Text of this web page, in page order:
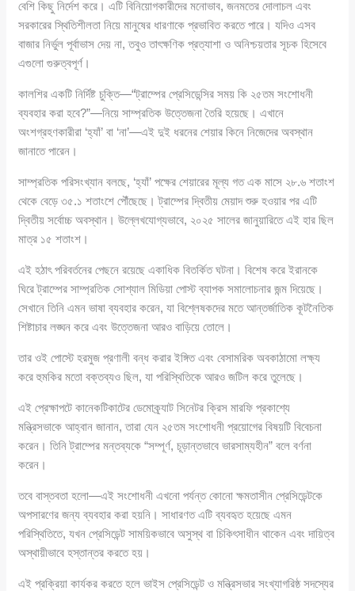
বেশি কিছু নির্দেশ করে। এটি বিনিয়োগকারীদের মনোভাব, জনমতের দোলাচল এবং
সরকারের স্থিতিশীলতা নিয়ে মানুষের ধারণাকে প্রভাবিত করতে পারে। যদিও এসব
বাজার নির্ভুল পূর্বাভাস দেয় না, তবুও তাৎক্ষণিক প্রত্যাশা ও অনিশ্চয়তার সূচক হিসেবে
এগুলো গুরুত্বপূর্ণ।
কালশির একটি নির্দিষ্ট চুক্তি—“ট্রাম্পের প্রেসিডেন্সির সময় কি ২৫তম সংশোধনী
ব্যবহার করা হবে?”—নিয়ে সাম্প্রতিক উত্তেজনা তৈরি হয়েছে। এখানে
অংশগ্রহণকারীরা ‘হ্যাঁ’ বা ‘না’—এই দুই ধরনের শেয়ার কিনে নিজেদের অবস্থান
জানাতে পারেন।
সাম্প্রতিক পরিসংখ্যান বলছে, ‘হ্যাঁ’ পক্ষের শেয়ারের মূল্য গত এক মাসে ২৮.৬ শতাংশ
থেকে বেড়ে ৩৫.১ শতাংশে পৌঁছেছে। ট্রাম্পের দ্বিতীয় মেয়াদ শুরু হওয়ার পর এটি
দ্বিতীয় সর্বোচ্চ অবস্থান। উল্লেখযোগ্যভাবে, ২০২৫ সালের জানুয়ারিতে এই হার ছিল
মাত্র ১৫ শতাংশ।
এই হঠাৎ পরিবর্তনের পেছনে রয়েছে একাধিক বিতর্কিত ঘটনা। বিশেষ করে ইরানকে
ঘিরে ট্রাম্পের সাম্প্রতিক সোশ্যাল মিডিয়া পোস্ট ব্যাপক সমালোচনার জন্ম দিয়েছে।
সেখানে তিনি এমন ভাষা ব্যবহার করেন, যা বিশ্লেষকদের মতে আন্তর্জাতিক কূটনৈতিক
শিষ্টাচার লঙ্ঘন করে এবং উত্তেজনা আরও বাড়িয়ে তোলে।
তার ওই পোস্টে হরমুজ প্রণালী বন্ধ করার ইঙ্গিত এবং বেসামরিক অবকাঠামো লক্ষ্য
করে হুমকির মতো বক্তব্যও ছিল, যা পরিস্থিতিকে আরও জটিল করে তুলেছে।
এই প্রেক্ষাপটে কানেকটিকাটের ডেমোক্র্যাট সিনেটর ক্রিস মারফি প্রকাশ্যে
মন্ত্রিসভাকে আহ্বান জানান, তারা যেন ২৫তম সংশোধনী প্রয়োগের বিষয়টি বিবেচনা
করেন। তিনি ট্রাম্পের মন্তব্যকে “সম্পূর্ণ, চূড়ান্তভাবে ভারসাম্যহীন” বলে বর্ণনা
করেন।
তবে বাস্তবতা হলো—এই সংশোধনী এখনো পর্যন্ত কোনো ক্ষমতাসীন প্রেসিডেন্টকে
অপসারণের জন্য ব্যবহার করা হয়নি। সাধারণত এটি ব্যবহৃত হয়েছে এমন
পরিস্থিতিতে, যখন প্রেসিডেন্ট সাময়িকভাবে অসুস্থ বা চিকিৎসাধীন থাকেন এবং দায়িত্ব
অস্থায়ীভাবে হস্তান্তর করতে হয়।
এই প্রক্রিয়া কার্যকর করতে হলে ভাইস প্রেসিডেন্ট ও মন্ত্রিসভার সংখ্যাগরিষ্ঠ সদস্যের